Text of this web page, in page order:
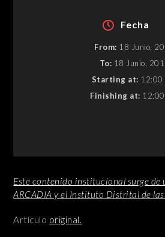
Fecha
From: 18 Junio,
To: 18 Junio,
Starting at: 12:00
Finishing at:
Este contenido institucional surge de
ARCADIA y el Instituto Distrital de
Artículo original.